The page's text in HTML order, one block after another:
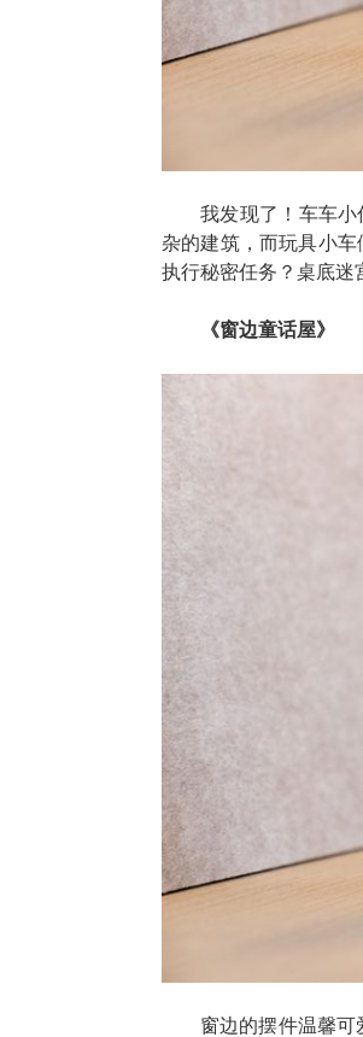
我发现了！车车
杂的建筑，而玩具小车
执行秘密任务？桌底迷
《窗边童话屋》
窗边的摆件温馨